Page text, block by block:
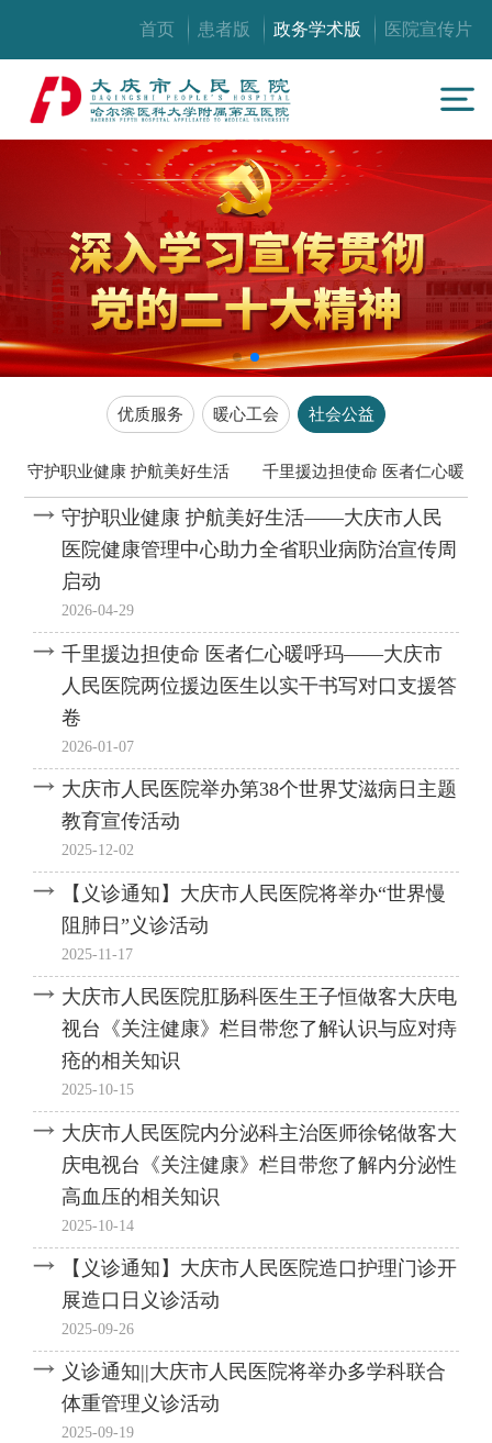
首页 患者版 政务学术版 医院宣传片
优质服务 暖心工会 社会公益
守护职业健康 护航美好生活
——大庆市人民医院健康管
理中心助力全省职业病防治
宣传周启动
千里援边担使命 医者仁心暖
呼玛——大庆市人民医院两
位援边医生以实干书写对口
支援答卷
守护职业健康 护航美好生活——大庆市人民
医院健康管理中心助力全省职业病防治宣传周
启动
2026-04-29
千里援边担使命 医者仁心暖呼玛——大庆市
人民医院两位援边医生以实干书写对口支援答
卷
2026-01-07
大庆市人民医院举办第38个世界艾滋病日主题
教育宣传活动
2025-12-02
【义诊通知】大庆市人民医院将举办“世界慢
阻肺日”义诊活动
2025-11-17
大庆市人民医院肛肠科医生王子恒做客大庆电
视台《关注健康》栏目带您了解认识与应对痔
疮的相关知识
2025-10-15
大庆市人民医院内分泌科主治医师徐铭做客大
庆电视台《关注健康》栏目带您了解内分泌性
高血压的相关知识
2025-10-14
【义诊通知】大庆市人民医院造口护理门诊开
展造口日义诊活动
2025-09-26
义诊通知||大庆市人民医院将举办多学科联合
体重管理义诊活动
2025-09-19